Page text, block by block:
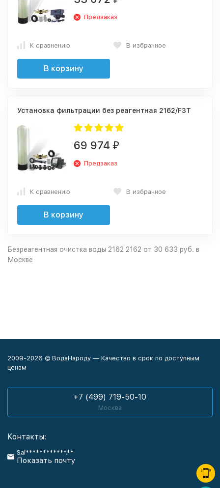
Предзаказ
К сравнению В избранное
В корзину
Установка фильтрации без реагентная 2162/F3T
69 974 ₽
Предзаказ
К сравнению В избранное
В корзину
Безреагентная очистка воды 2162 2162 от 30 633 руб. в
Москве
2009-2026 © ВодаНароду — Качество в срок по доступным
ценам
+7 (499) 719-50-10
Москва
Контакты:
Sal************.**
Показать почту